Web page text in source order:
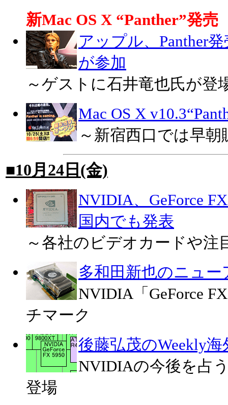
新Mac OS X “Panther”発売
アップル、Panther
が参加
～ゲストに石井竜也氏が登
Mac OS X
～新宿西口では早朝
■10月24日(金)
NVIDIA、GeForce
国内でも発表
～各社のビデオカードや注
多和田新也のニュ
NVIDIA「GeForce
チマーク
後藤弘茂のWeekly
NVIDIAの今後を占
登場